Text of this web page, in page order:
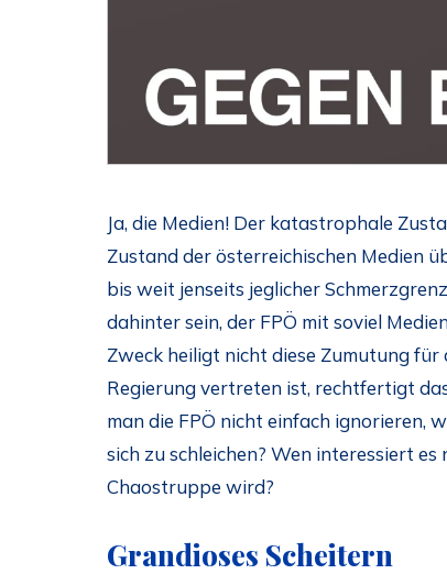
Ja, die Medien! Der katastrophale
Zustand der österreichischen Medien
bis weit jenseits jeglicher
dahinter sein, der FPÖ mit soviel
Zweck heiligt nicht diese Zumutung für
Regierung vertreten ist, rechtfertigt
man die FPÖ nicht einfach ignorieren,
sich zu schleichen? Wen interessiert
Chaostruppe wird?
Grandioses Scheitern